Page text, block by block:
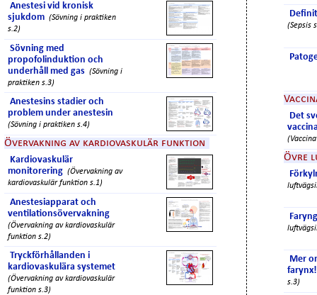
Anestesi vid kronisk
sjukdom (Sövning i praktiken
s.2)
Sövning med
propofolinduktion och
underhåll med gas (Sövning i
praktiken s.3)
Anestesins stadier och
problem under anestesin
(Sövning i praktiken s.4)
Övervakning av kardiovaskulär funktion
Kardiovaskulär
monitorering (Övervakning av
kardiovaskulär funktion s.1)
Anestesiapparat och
ventilationsövervakning
(Övervakning av kardiovaskulär
funktion s.2)
Tryckförhållanden i
kardiovaskulära systemet
(Övervakning av kardiovaskulär
funktion s.3)
(Sepsis
Det
Övre
Mer
farynx!
s.3)